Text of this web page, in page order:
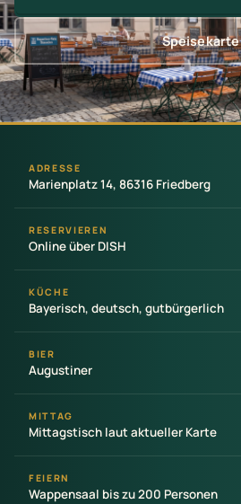
Speisekarte
ADRESSE
Marienplatz 14, 86316 Friedberg
RESERVIEREN
Online über DISH
KÜCHE
Bayerisch, deutsch, gutbürgerlich
BIER
Augustiner
MITTAG
Mittagstisch laut aktueller Karte
FEIERN
Wappensaal bis zu 200 Personen